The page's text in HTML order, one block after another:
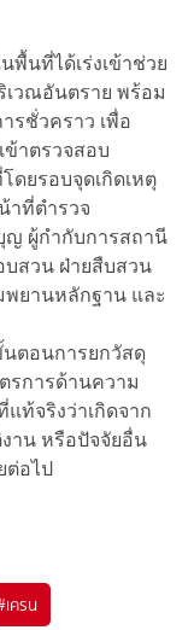
พื้นที่ได้เร่งเข้าช่วย
เวณอันตราย พร้อม
รชั่วคราว เพื่อ
าตรวจสอบ
ดยรอบจุดเกิดเหตุ
าที่ตำรวจ
ญ ผู้กำกับการสถานี
สวน ฝ่ายสืบสวน
พยานหลักฐาน และ
นตอนการยกวัสดุ
รการด้านความ
ท้จริงว่าเกิดจาก
าน หรือปัจจัยอื่น
ต่อไป
เครน